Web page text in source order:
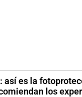
así es la
los